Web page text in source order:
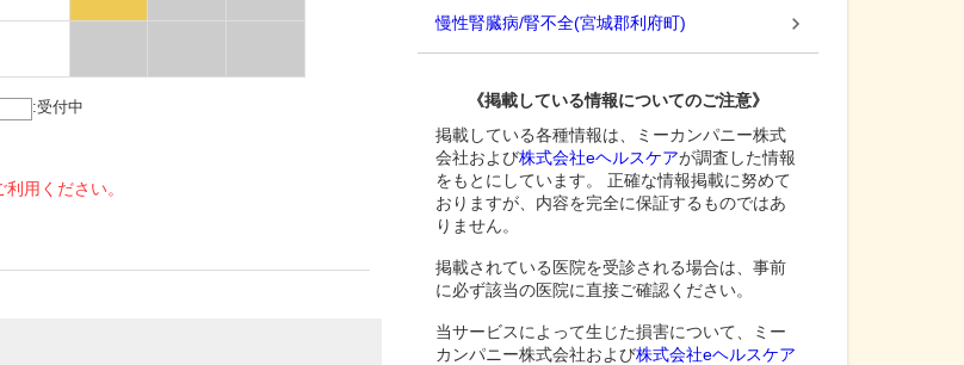
:受付中
用ください。
慢性腎臓病/腎不全(宮城郡利府町)
《掲載している情報についてのご注意》
掲載している各種情報は、ミーカンパニー株式
会社および株式会社eヘルスケアが調査した情報
をもとにしています。 正確な情報掲載に努めて
おりますが、内容を完全に保証するものではあ
りません。
掲載されている医院を受診される場合は、事前
に必ず該当の医院に直接ご確認ください。
当サービスによって生じた損害について、ミー
カンパニー株式会社および株式会社eヘルスケア